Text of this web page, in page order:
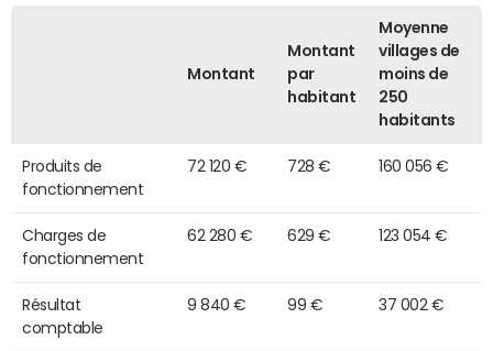
Montant
Montant
par
habitant
Moyenne
villages de
moins de
250
habitants
Produits de
fonctionnement
72 120 € 728 € 160 056 €
Charges de
fonctionnement
62 280 € 629 € 123 054 €
Résultat
comptable
9 840 € 99 € 37 002 €